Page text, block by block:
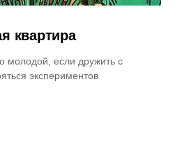
квартира
молодой, если дружить с
экспериментов